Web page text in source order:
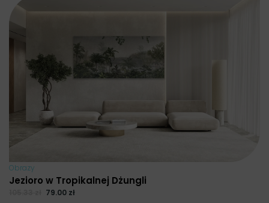
Obrazy
Jezioro w Tropikalnej Dżungli
79.00 zł